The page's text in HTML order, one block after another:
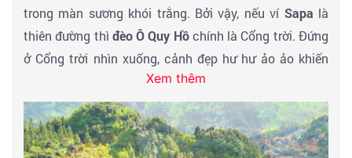
trong màn sương khói trắng. Bởi vậy, nếu ví Sapa là
thiên đường thì đèo Ô Quy Hồchính là Cổng trời. Đứng
ở Cổng trời nhìn xuống, cảnh đẹp hư hư ảo ảo khiến
con người ta không khỏi động lòng.Tham quan chụp
hình Cầu Kính Rồng Mây, Cổng Trời (Vé vào cổng tự
túc tùy theo sở thích).
Xem thêm